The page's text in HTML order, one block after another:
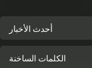
أحدث الأخبار
الكلمات الساخنة